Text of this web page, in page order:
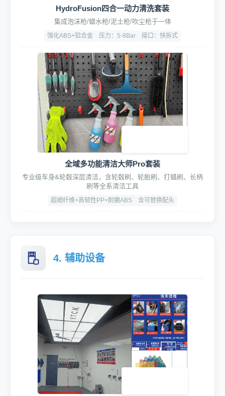
HydroFusion四合一动力清洗套装
集成泡沫枪/蜡水枪/泥土枪/吹尘枪于一体
强化ABS+铝合金 压力：5-8Bar 接口：快拆式
全域多功能清洁大师Pro套装
专业级车身&轮毂深层清洁，含轮毂刷、轮胎刷、打蜡刷、长柄
刷等全系清洁工具
超细纤维+高韧性PP+耐磨ABS 含可替换配头
4. 辅助设备